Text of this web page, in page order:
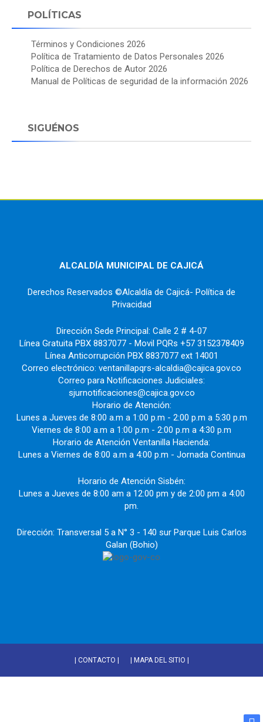
POLÍTICAS
Términos y Condiciones 2026
Política de Tratamiento de Datos Personales 2026
Política de Derechos de Autor 2026
Manual de Políticas de seguridad de la información 2026
SIGUÉNOS
ALCALDÍA MUNICIPAL DE CAJICÁ
Derechos Reservados ©Alcaldía de Cajicá- Política de
Privacidad
Dirección Sede Principal: Calle 2 # 4-07
Línea Gratuita PBX 8837077 - Movil PQRs +57 3152378409
Línea Anticorrupción PBX 8837077 ext 14001
Correo electrónico: ventanillapqrs-alcaldia@cajica.gov.co
Correo para Notificaciones Judiciales:
sjurnotificaciones@cajica.gov.co
Horario de Atención:
Lunes a Jueves de 8:00 a.m a 1:00 p.m - 2:00 p.m a 5:30 p.m
Viernes de 8:00 a.m a 1:00 p.m - 2:00 p.m a 4:30 p.m
Horario de Atención Ventanilla Hacienda:
Lunes a Viernes de 8:00 a.m a 4:00 p.m - Jornada Continua
Horario de Atención Sisbén:
Lunes a Jueves de 8:00 am a 12:00 pm y de 2:00 pm a 4:00
pm.
Dirección: Transversal 5 a N° 3 - 140 sur Parque Luis Carlos
Galan (Bohio)
| CONTACTO | | MAPA DEL SITIO |